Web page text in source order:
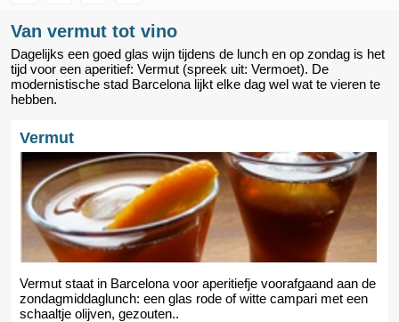
Van vermut tot vino
Dagelijks een goed glas wijn tijdens de lunch en op zondag is het
tijd voor een aperitief: Vermut (spreek uit: Vermoet). De
modernistische stad Barcelona lijkt elke dag wel wat te vieren te
hebben.
Vermut
Vermut staat in Barcelona voor aperitiefje voorafgaand aan de
zondagmiddaglunch: een glas rode of witte campari met een
schaaltje olijven, gezouten..